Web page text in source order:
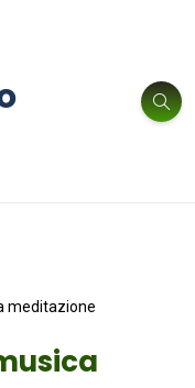
meditazione